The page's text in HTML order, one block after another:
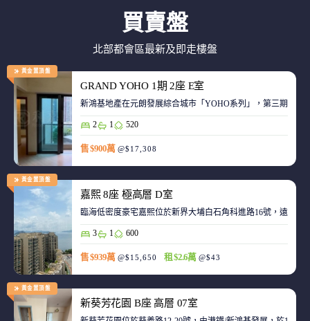
買賣盤
北部都會區最新及即走樓盤
黃金置頂盤
GRAND YOHO 1期 2座 E室
2 1 520
售 $900萬 @$17,308
黃金置頂盤
嘉熙 8座 極高層 D室
臨海低密度豪宅嘉熙位於新界大埔白石角科進路16號，遠離
3 1 600
售 $939萬 @$15,650 租 $2.6萬 @$43
黃金置頂盤
新葵芳花園 B座 高層 07室